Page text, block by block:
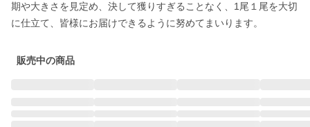
期や大きさを見定め、決して獲りすぎることなく、1尾１尾を大切
に仕立て、皆様にお届けできるように努めてまいります。
販売中の商品